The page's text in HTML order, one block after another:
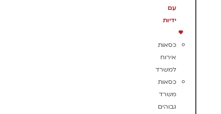
עם
ידיות
כסאות
אירוח
למשרד
כסאות
משרד
גבוהים